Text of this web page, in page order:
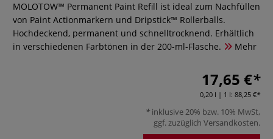
MOLOTOW™ Permanent Paint Refill ist ideal zum Nachfüllen
von Paint Actionmarkern und Dripstick™ Rollerballs.
Hochdeckend, permanent und schnelltrocknend. Erhältlich
in verschiedenen Farbtönen in der 200-ml-Flasche.
Mehr
17,65 €
0,20 l | 1 l: 88,25 €
inklusive 20% bzw. 10% MwSt,
ggf. zuzüglich Versandkosten.